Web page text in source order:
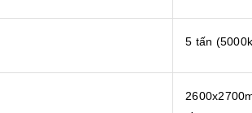
5 tấn